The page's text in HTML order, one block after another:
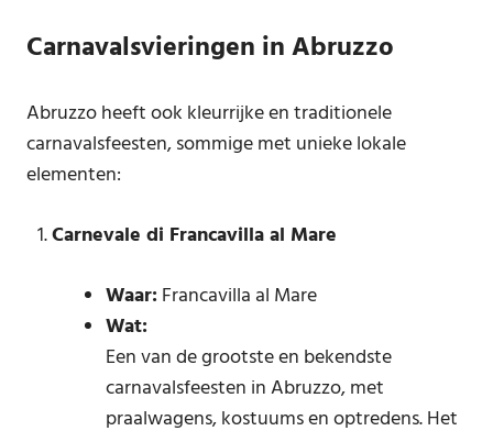
Carnavalsvieringen in Abruzzo
Abruzzo heeft ook kleurrijke en traditionele
carnavalsfeesten, sommige met unieke lokale
elementen:
Carnevale di Francavilla al Mare
Waar:Francavilla al Mare
Wat:
Een van de grootste en bekendste
carnavalsfeesten in Abruzzo, met
praalwagens, kostuums en optredens. Het